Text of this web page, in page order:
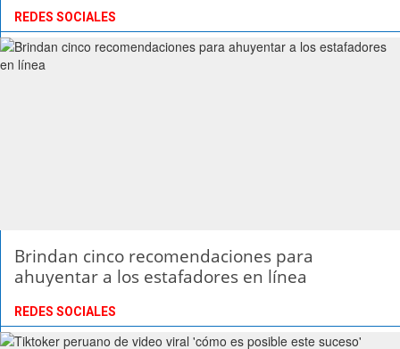
REDES SOCIALES
Brindan cinco recomendaciones para
ahuyentar a los estafadores en línea
REDES SOCIALES